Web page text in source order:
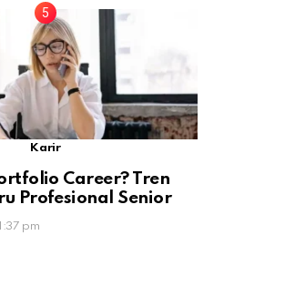
Karir
Career? Tren
Profesional Senior
pm